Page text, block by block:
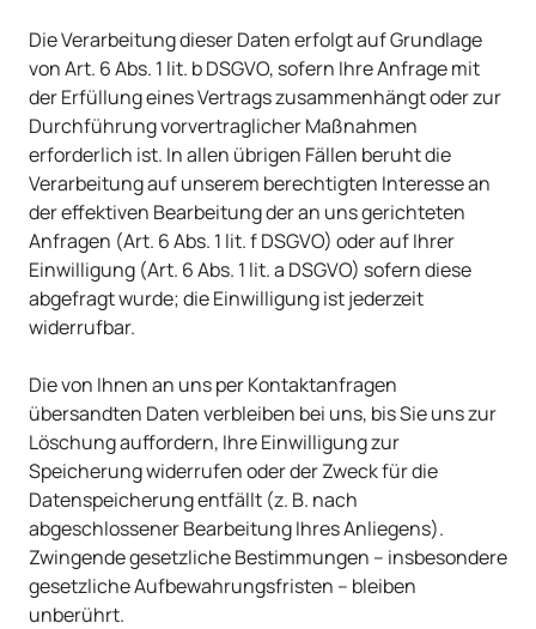
Die Verarbeitung dieser Daten erfolgt auf Grundlage
von Art. 6 Abs. 1 lit. b DSGVO, sofern Ihre Anfrage mit
der Erfüllung eines Vertrags zusammenhängt oder zur
Durchführung vorvertraglicher Maßnahmen
erforderlich ist. In allen übrigen Fällen beruht die
Verarbeitung auf unserem berechtigten Interesse an
der effektiven Bearbeitung der an uns gerichteten
Anfragen (Art. 6 Abs. 1 lit. f DSGVO) oder auf Ihrer
Einwilligung (Art. 6 Abs. 1 lit. a DSGVO) sofern diese
abgefragt wurde; die Einwilligung ist jederzeit
widerrufbar.
Die von Ihnen an uns per Kontaktanfragen
übersandten Daten verbleiben bei uns, bis Sie uns zur
Löschung auffordern, Ihre Einwilligung zur
Speicherung widerrufen oder der Zweck für die
Datenspeicherung entfällt (z. B. nach
abgeschlossener Bearbeitung Ihres Anliegens).
Zwingende gesetzliche Bestimmungen – insbesondere
gesetzliche Aufbewahrungsfristen – bleiben
unberührt.